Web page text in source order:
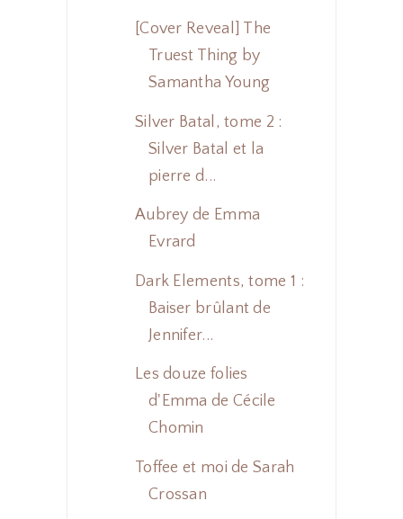
[Cover Reveal] The
Truest Thing by
Samantha Young
Silver Batal, tome 2 :
Silver Batal et la
pierre d...
Aubrey de Emma
Evrard
Dark Elements, tome 1 :
Baiser brûlant de
Jennifer...
Les douze folies
d'Emma de Cécile
Chomin
Toffee et moi de Sarah
Crossan